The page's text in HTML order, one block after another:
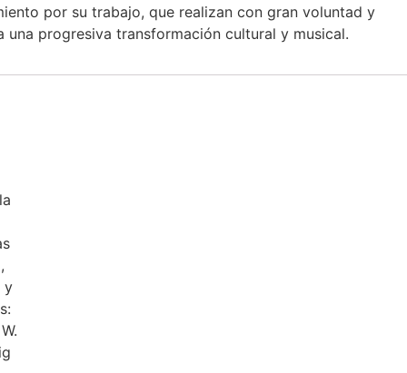
por su trabajo, que realizan con gran voluntad y
progresiva transformación cultural y musical.
y